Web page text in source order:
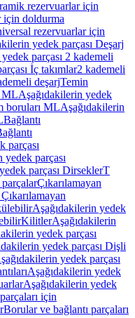
rezervuarlar için
için doldurma
rezervuarlar için
yedek parçası Deşarj
parçası 2 kademeli
İç takımlar2 kademeli
deşarjTemin
MLAşağıdakilerin yedek
boruları MLAşağıdakilerin
Bağlantı
parçası
yedek parçası
parçası DirseklerT
Çıkarılamayan
Aşağıdakilerin yedek
KilitlerAşağıdakilerin
yedek parçası
yedek parçası Dişli
yedek parçası
Aşağıdakilerin yedek
Aşağıdakilerin yedek
için
Borular ve bağlantı parçaları